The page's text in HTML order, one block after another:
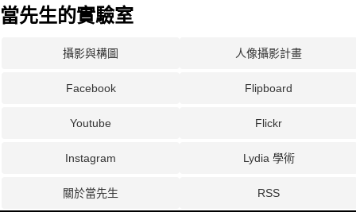
當先生的實驗室
攝影與構圖 人像攝影計畫
Facebook Flipboard
Youtube Flickr
Instagram Lydia 學術
關於當先生 RSS